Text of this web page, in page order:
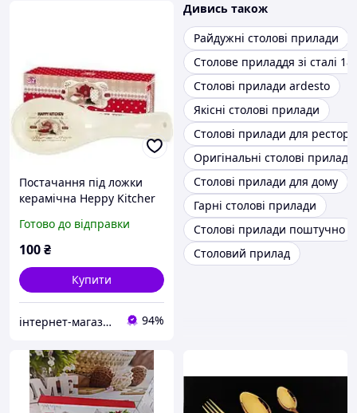
Постачання під ложки
керамічна Heppy Kitcher
Готово до відправки
100₴
Купити
інтернет-магазин "Світ посуду" 94%
Дивись також
Райдужні столові прилади
Столове приладдя зі сталі
Столові прилади ardesto
Якісні столові прилади
Столові прилади для
Оригінальні столові прилади
Столові прилади для дому
Гарні столові прилади
Столові прилади поштучно
Столовий прилад